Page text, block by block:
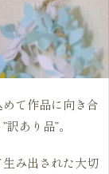
て作品に向き合
あり品”。
み出された大切